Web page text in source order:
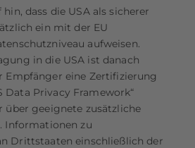
dass die USA als sicherer
ein mit der EU
aufweisen.
in die USA ist danach
Empfänger eine Zertifizierung
Data Privacy Framework“
über geeignete zusätzliche
Informationen zu
Drittstaaten einschließlich der